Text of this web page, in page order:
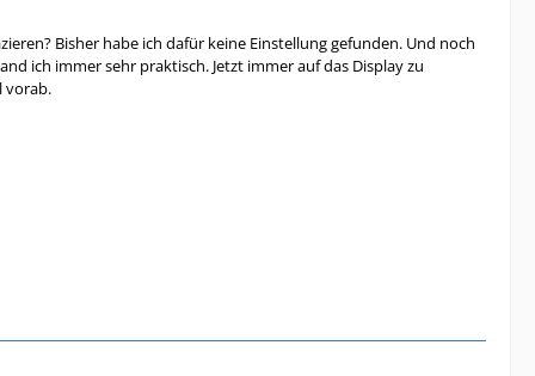
Bisher habe ich dafür keine Einstellung gefunden. Und noch
ich immer sehr praktisch. Jetzt immer auf das Display zu
vorab.